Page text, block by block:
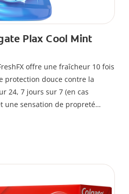
Plax Cool Mint
offre une fraîcheur 10 fois
protection douce contre la
24, 7 jours sur 7 (en cas
une sensation de propreté